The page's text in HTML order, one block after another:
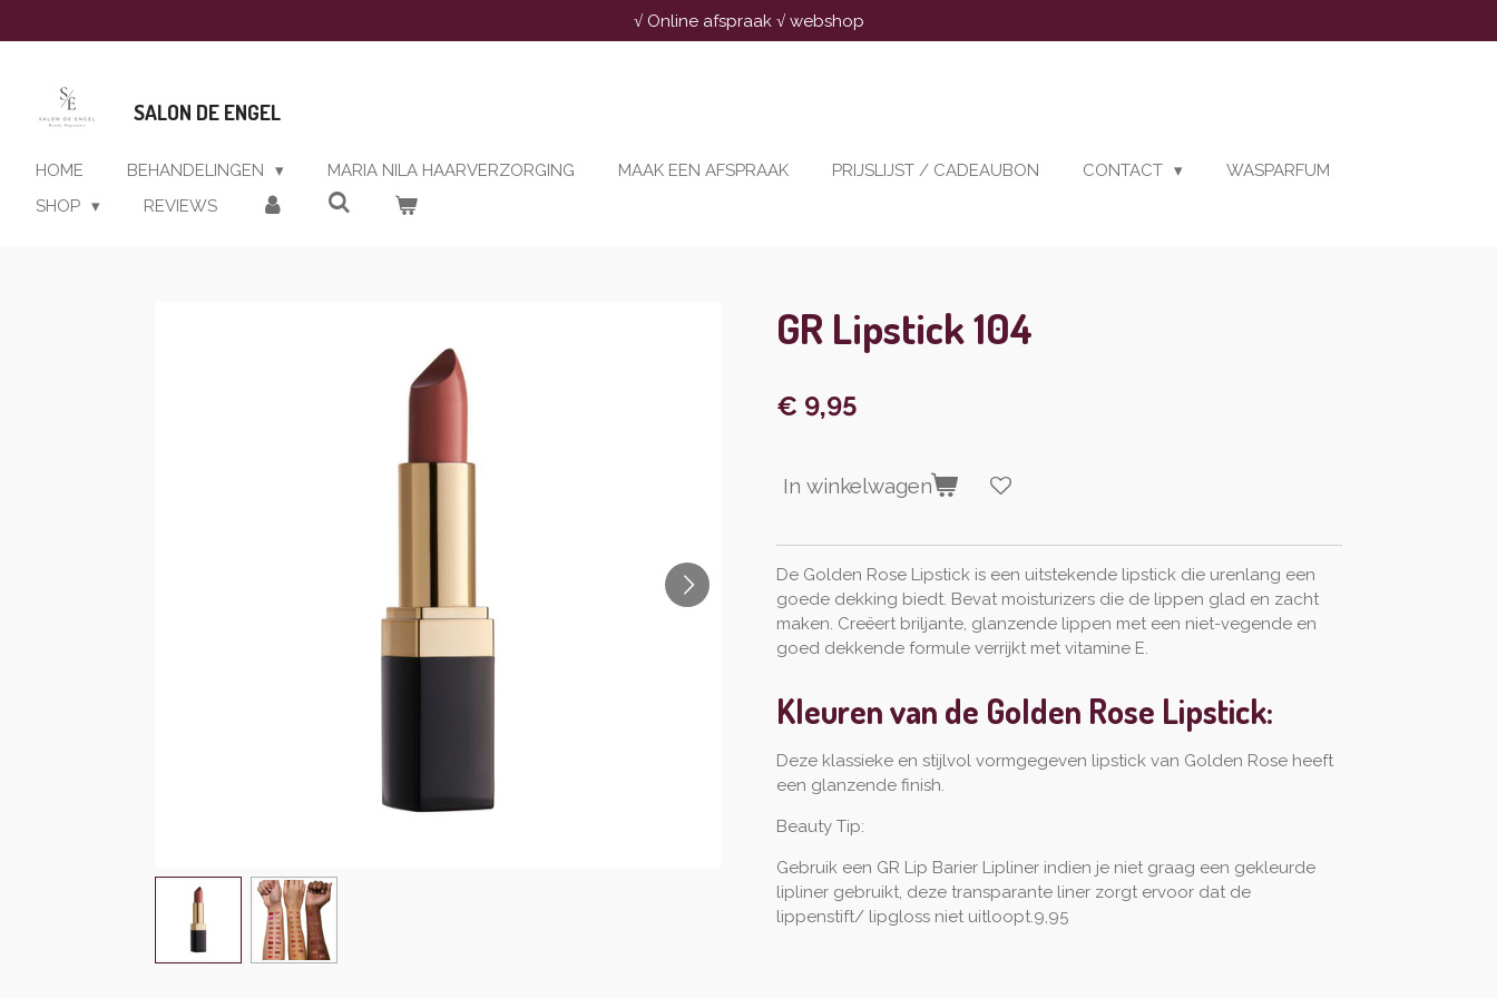
direct
hoofdinhoud
√ Online afspraak √ webshop
SALON DE ENGEL
HOME BEHANDELINGEN MARIA NILA HAARVERZORGING MAAK EEN AFSPRAAK PRIJSLIJST / CADEAUBON CONTACT
WASPARFUM
SHOP
REVIEWS
GR Lipstick 104
€ 9,95
In winkelwagen
De Golden Rose Lipstick is een uitstekende lipstick die urenlang een
goede dekking biedt. Bevat moisturizers die de lippen glad en zacht
maken. Creëert briljante, glanzende lippen met een niet-vegende en
goed dekkende formule verrijkt met vitamine E.
Kleuren van de Golden Rose Lipstick:
Deze klassieke en stijlvol vormgegeven lipstick van Golden Rose heeft
een glanzende finish.
Beauty Tip:
Gebruik een GR Lip Barier Lipliner indien je niet graag een gekleurde
lipliner gebruikt, deze transparante liner zorgt ervoor dat de
lippenstift/ lipgloss niet uitloopt.9,95